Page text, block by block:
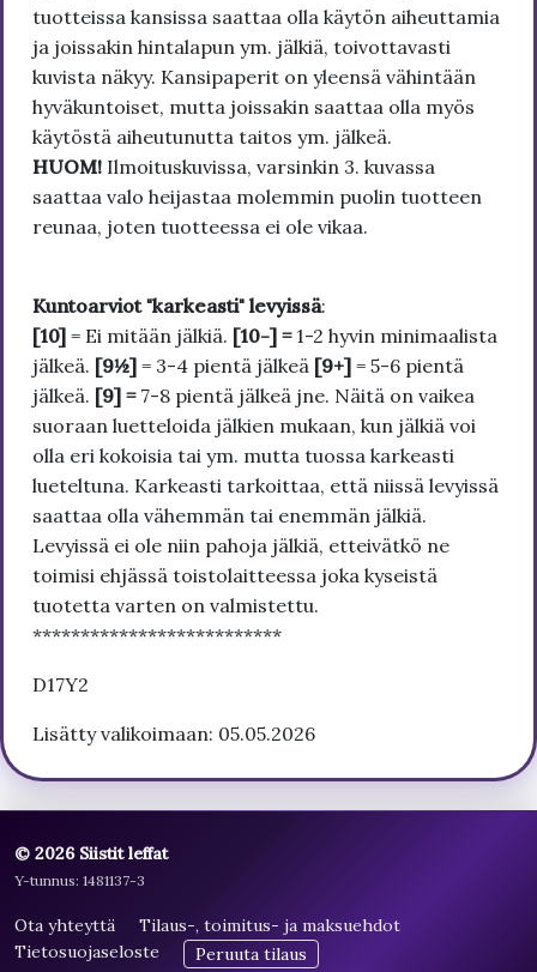
tuotteissa kansissa saattaa olla käytön aiheuttamia
ja joissakin hintalapun ym. jälkiä, toivottavasti
kuvista näkyy. Kansipaperit on yleensä vähintään
hyväkuntoiset, mutta joissakin saattaa olla myös
käytöstä aiheutunutta taitos ym. jälkeä.
HUOM! Ilmoituskuvissa, varsinkin 3. kuvassa
saattaa valo heijastaa molemmin puolin tuotteen
reunaa, joten tuotteessa ei ole vikaa.
Kuntoarviot "karkeasti" levyissä:
[10] = Ei mitään jälkiä. [10-] = 1-2 hyvin minimaalista
jälkeä. [9½] = 3-4 pientä jälkeä [9+] = 5-6 pientä
jälkeä. [9] = 7-8 pientä jälkeä jne. Näitä on vaikea
suoraan luetteloida jälkien mukaan, kun jälkiä voi
olla eri kokoisia tai ym. mutta tuossa karkeasti
lueteltuna. Karkeasti tarkoittaa, että niissä levyissä
saattaa olla vähemmän tai enemmän jälkiä.
Levyissä ei ole niin pahoja jälkiä, etteivätkö ne
toimisi ehjässä toistolaitteessa joka kyseistä
tuotetta varten on valmistettu.
**************************
D17Y2
Lisätty valikoimaan: 05.05.2026
© 2026 Siistit leffat
Y-tunnus: 1481137-3
Ota yhteyttä
Tilaus-, toimitus- ja maksuehdot
Tietosuojaseloste
Peruuta tilaus